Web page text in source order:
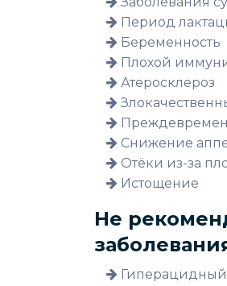
Период
Беременность
Плохой
Атеросклероз
Снижение
Отёки из-за
Истощение
Не
Гиперацидный